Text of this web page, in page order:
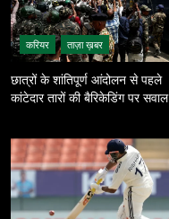
करियर ताज़ा ख़बर
छात्रों के शांतिपूर्ण आंदोलन से पहले
कांटेदार तारों की बैरिकेडिंग पर सवाल